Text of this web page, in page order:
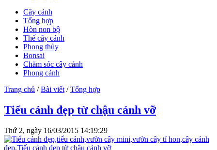
Cây cảnh
Tổng hợp
Hòn non bộ
Thế cây cảnh
Phong thủy
Bonsai
Chăm sóc cây cảnh
Phong cảnh
Trang chủ /Bài viết /Tổng hợp
Tiểu cảnh đẹp từ chậu cảnh vỡ
Thứ 2, ngày 16/03/2015 14:19:29